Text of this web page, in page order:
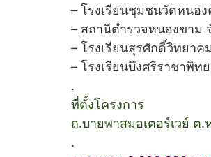
– โรงเรียนชุมชนวัดหนอ
– สถานีตำรวจหนองขาม
– โรงเรียนสุรศักดิ์วิทยา
– โรงเรียนบึงศรีราชาพิ
.
ที่ตั้งโครงการ
ถ.บายพาสมอเตอร์เวย์ ต
.